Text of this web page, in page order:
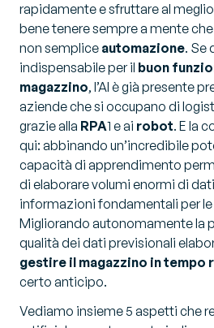
rapidamente e sfruttare al
bene tenere sempre a mente che
non semplice automazione. Se
indispensabile per il buon
magazzino, l’AI è già presente
aziende che si occupano di
grazie alla RPA1 e ai robot. E la
qui: abbinando un’incredibile
capacità di apprendimento
di elaborare volumi enormi di
informazioni fondamentali per le
Migliorando autonomamente la
qualità dei dati previsionali
gestire il magazzino in tempo
certo anticipo.
Vediamo insieme 5 aspetti che